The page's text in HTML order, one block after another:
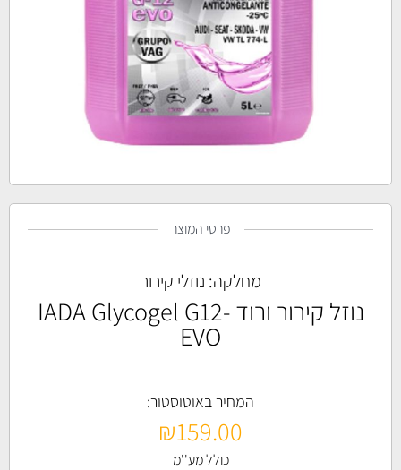
פרטי המוצר
מחלקה: נוזלי קירור
נוזל קירור ורוד IADA Glycogel G12-
EVO
המחיר באוטוסטור:
₪159.00
כולל מע''מ